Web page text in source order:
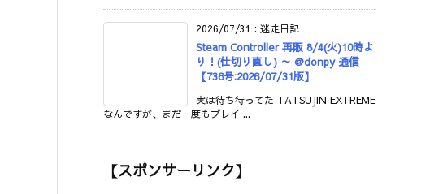
2026/07/31 : 迷走日記
Steam Controller 再販 8/4(火)10時よ
り！(仕切り直し) ～ @donpy 通信
【736号:2026/07/31版】
実は待ち待ってた TATSUJIN EXTREME
なんですが、まだ一度もプレイ ...
【スポンサーリンク】